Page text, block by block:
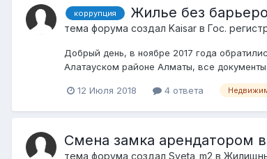
коррупция Жилье без
тема форума создал Kaisar в Гос.
Добрый день, в ноябре 2017 года
Алатауском районе Алматы, все
12 Июля 2018 4 ответа
Смена замка арендатором
тема форума создал Sveta_m2 в